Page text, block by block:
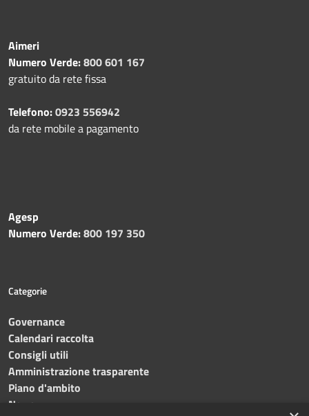
Aimeri
Numero Verde:800 601 167
gratuito da rete fissa
Telefono:0923 556942
da rete mobile a pagamento
Agesp
Numero Verde:800 197 350
Categorie
Governance
Calendari raccolta
Consigli utili
Amministrazione trasparente
Piano d'ambito
News